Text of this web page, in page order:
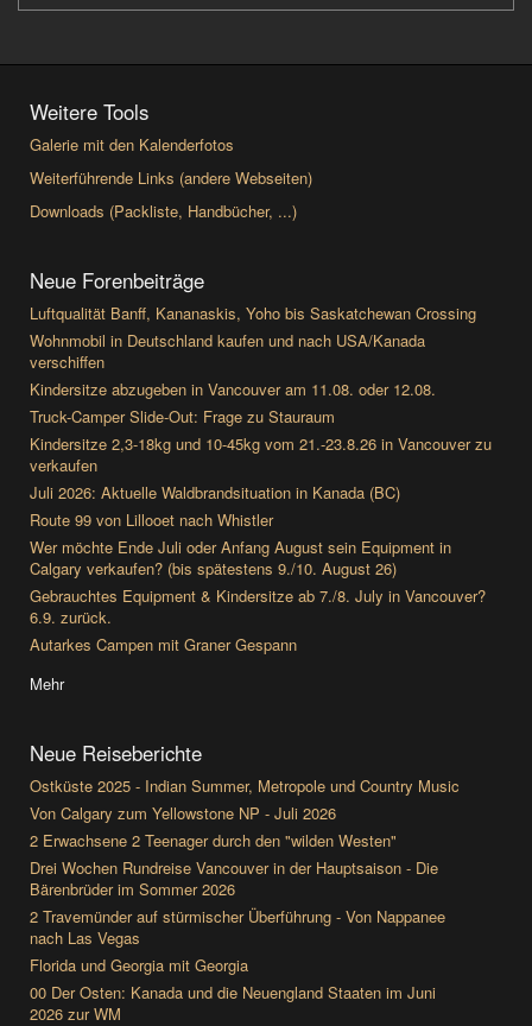
Weitere Tools
Galerie mit den Kalenderfotos
Weiterführende Links (andere Webseiten)
Downloads (Packliste, Handbücher, ...)
Neue Forenbeiträge
Luftqualität Banff, Kananaskis, Yoho bis Saskatchewan Crossing
Wohnmobil in Deutschland kaufen und nach USA/Kanada
verschiffen
Kindersitze abzugeben in Vancouver am 11.08. oder 12.08.
Truck-Camper Slide-Out: Frage zu Stauraum
Kindersitze 2,3-18kg und 10-45kg vom 21.-23.8.26 in Vancouver zu
verkaufen
Juli 2026: Aktuelle Waldbrandsituation in Kanada (BC)
Route 99 von Lillooet nach Whistler
Wer möchte Ende Juli oder Anfang August sein Equipment in
Calgary verkaufen? (bis spätestens 9./10. August 26)
Gebrauchtes Equipment & Kindersitze ab 7./8. July in Vancouver?
6.9. zurück.
Autarkes Campen mit Graner Gespann
Mehr
Neue Reiseberichte
Ostküste 2025 - Indian Summer, Metropole und Country Music
Von Calgary zum Yellowstone NP - Juli 2026
2 Erwachsene 2 Teenager durch den "wilden Westen"
Drei Wochen Rundreise Vancouver in der Hauptsaison - Die
Bärenbrüder im Sommer 2026
2 Travemünder auf stürmischer Überführung - Von Nappanee
nach Las Vegas
Florida und Georgia mit Georgia
00 Der Osten: Kanada und die Neuengland Staaten im Juni
2026 zur WM